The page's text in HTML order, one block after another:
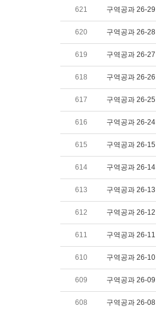
621 구역공과 26-29
620 구역공과 26-28
619 구역공과 26-27
618 구역공과 26-26
617 구역공과 26-25
616 구역공과 26-24
615 구역공과 26-15
614 구역공과 26-14
613 구역공과 26-13
612 구역공과 26-12
611 구역공과 26-11
610 구역공과 26-10
609 구역공과 26-09
608 구역공과 26-08